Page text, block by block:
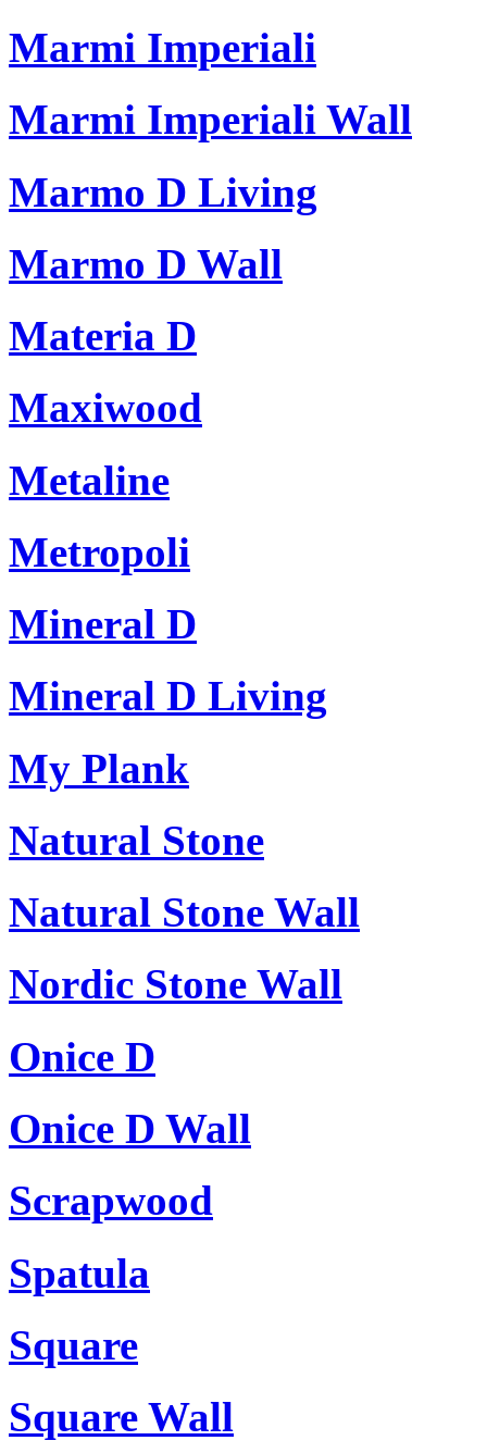
Marmi Imperiali
Marmi Imperiali Wall
Marmo D Living
Marmo D Wall
Materia D
Maxiwood
Metaline
Metropoli
Mineral D
Mineral D Living
My Plank
Natural Stone
Natural Stone Wall
Nordic Stone Wall
Onice D
Onice D Wall
Scrapwood
Spatula
Square
Square Wall